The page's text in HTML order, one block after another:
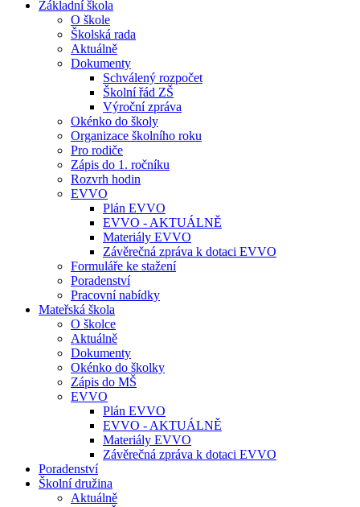
Základní škola
O škole
Školská rada
Aktuálně
Dokumenty
Schválený rozpočet
Školní řád ZŠ
Výroční zpráva
Okénko do školy
Organizace školního roku
Pro rodiče
Zápis do 1. ročníku
Rozvrh hodin
EVVO
Plán EVVO
EVVO - AKTUÁLNĚ
Materiály EVVO
Závěrečná zpráva k dotaci EVVO
Formuláře ke stažení
Poradenství
Pracovní nabídky
Mateřská škola
O školce
Aktuálně
Dokumenty
Okénko do školky
Zápis do MŠ
EVVO
Plán EVVO
EVVO - AKTUÁLNĚ
Materiály EVVO
Závěrečná zpráva k dotaci EVVO
Poradenství
Školní družina
Aktuálně